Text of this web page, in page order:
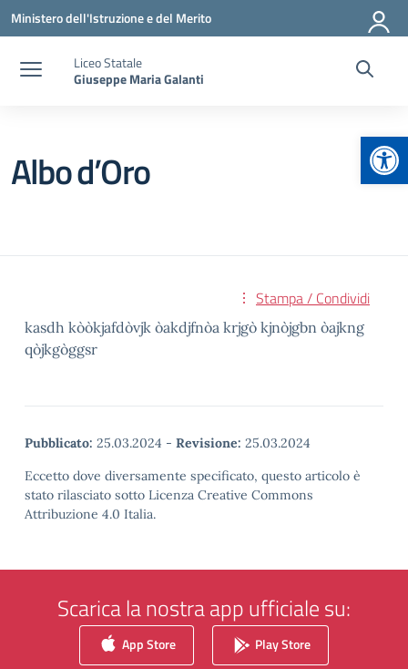
Vai ai contenuti
Vai al menu di navigazione
Vai al footer
Ministero dell'Istruzione e del Merito
Liceo Statale
Giuseppe Maria Galanti
Albo d’Oro
Stampa / Condividi
kasdh kòòkjafdòvjk òakdjfnòa krjgò kjnòjgbn òajkng
qòjkgòggsr
Pubblicato: 25.03.2024 - Revisione: 25.03.2024
Eccetto dove diversamente specificato, questo articolo è
stato rilasciato sotto Licenza Creative Commons
Attribuzione 4.0 Italia.
Scarica la nostra app ufficiale su:
App Store Play Store